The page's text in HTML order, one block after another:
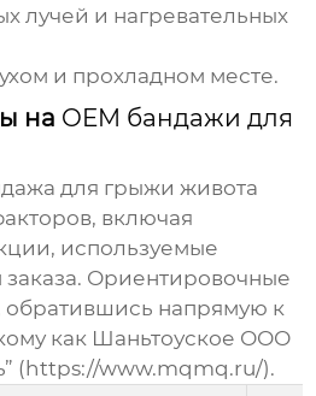
лучей и нагревательных
и прохладном месте.
на OEM бандажи для
для грыжи живота
включая
используемые
Ориентировочные
обратившись напрямую к
как Шаньтоуское ООО
(https://www.mqmq.ru/).